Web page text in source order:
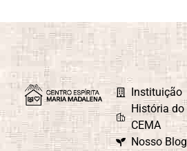
Instituição
História do
CEMA
Nosso Blog